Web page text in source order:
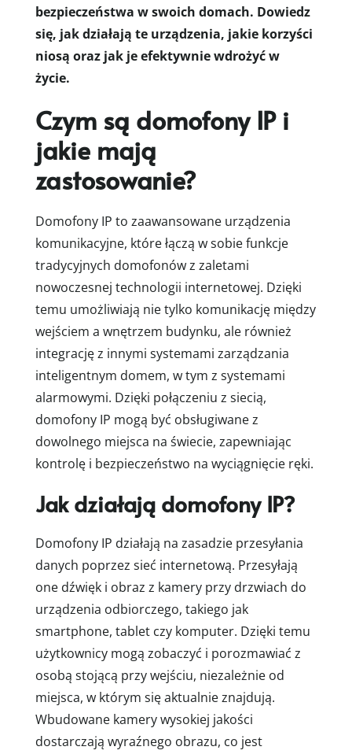
bezpieczeństwa w swoich domach. Dowiedz
się, jak działają te urządzenia, jakie korzyści
niosą oraz jak je efektywnie wdrożyć w
życie.
Czym są domofony IP i
jakie mają
zastosowanie?
Domofony IP to zaawansowane urządzenia
komunikacyjne, które łączą w sobie funkcje
tradycyjnych domofonów z zaletami
nowoczesnej technologii internetowej. Dzięki
temu umożliwiają nie tylko komunikację między
wejściem a wnętrzem budynku, ale również
integrację z innymi systemami zarządzania
inteligentnym domem, w tym z systemami
alarmowymi. Dzięki połączeniu z siecią,
domofony IP mogą być obsługiwane z
dowolnego miejsca na świecie, zapewniając
kontrolę i bezpieczeństwo na wyciągnięcie ręki.
Jak działają domofony IP?
Domofony IP działają na zasadzie przesyłania
danych poprzez sieć internetową. Przesyłają
one dźwięk i obraz z kamery przy drzwiach do
urządzenia odbiorczego, takiego jak
smartphone, tablet czy komputer. Dzięki temu
użytkownicy mogą zobaczyć i porozmawiać z
osobą stojącą przy wejściu, niezależnie od
miejsca, w którym się aktualnie znajdują.
Wbudowane kamery wysokiej jakości
dostarczają wyraźnego obrazu, co jest